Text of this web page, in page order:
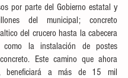
por parte del Gobierno estatal y
del municipal; concreto
del crucero hasta la cabecera
como la instalación de postes
Este camino que ahora
beneficiará a más de 15 mil